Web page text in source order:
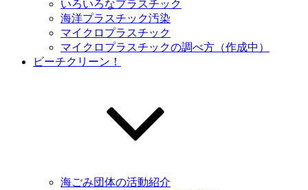
いろいろなプラスチック
海洋プラスチック汚染
マイクロプラスチック
マイクロプラスチックの調べ方（作成中）
ビーチクリーン！
海ごみ団体の活動紹介